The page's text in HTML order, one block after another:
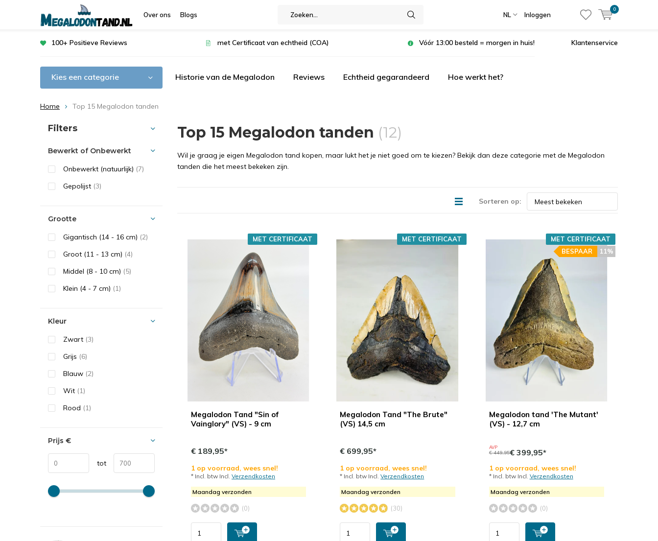
Over ons Blogs NL Inloggen
0
100+ Positieve Reviews met Certificaat van echtheid (COA) Vóór 13:00 besteld = morgen in huis! Klantenservice
Kies een categorie Historie van de Megalodon Reviews Echtheid gegarandeerd Hoe werkt het?
Home Top 15 Megalodon tanden
Top 15 Megalodon tanden (12)
Wil je graag je eigen Megalodon tand kopen, maar lukt het je niet goed om te kiezen? Bekijk dan deze categorie met de Megalodon
tanden die het meest bekeken zijn.
Sorteren op:
Megalodon Tand "Sin of
Vainglory" (VS) - 9 cm
MET CERTIFICAAT
€ 189,95*
1 op voorraad, wees snel!
* Incl. btw Incl. Verzendkosten
Maandag verzonden
(0)
Megalodon Tand "The Brute"
(VS) 14,5 cm
MET CERTIFICAAT
€ 699,95*
1 op voorraad, wees snel!
* Incl. btw Incl.Verzendkosten
Maandag verzonden
(30)
Megalodon tand 'The Mutant'
(VS) - 12,7 cm
MET CERTIFICAAT
11%
BESPAAR
AVP
€ 449,95€ 399,95*
1 op voorraad, wees snel!
* Incl. btw Incl. Verzendkosten
Maandag verzonden
(0)
Sorteren op:
Filters
Bewerkt of Onbewerkt
Onbewerkt (natuurlijk) (7)
Gepolijst (3)
Grootte
Gigantisch (14 - 16 cm) (2)
Groot (11 - 13 cm) (4)
Middel (8 - 10 cm) (5)
Klein (4 - 7 cm) (1)
Kleur
Zwart (3)
Grijs (6)
Blauw (2)
Wit (1)
Rood (1)
Prijs €
tot